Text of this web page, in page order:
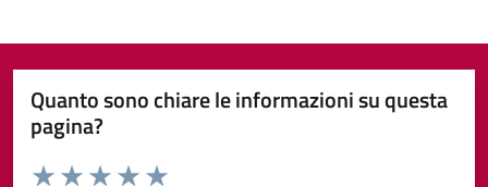
Quanto sono chiare le informazioni su questa
pagina?
Valuta da 1 a 5 stelle la pagina